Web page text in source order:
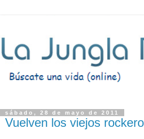
sábado, 28 de mayo de 2011
Vuelven los viejos